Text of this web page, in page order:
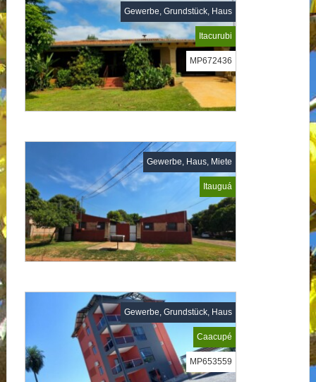
Gewerbe, Grundstück, Haus
Itacurubi
MP672436
Gewerbe, Haus, Miete
Itauguá
Gewerbe, Grundstück, Haus
Caacupé
MP653559